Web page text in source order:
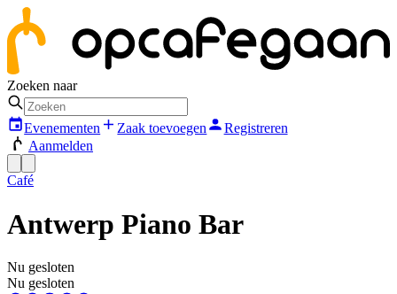
Zoeken naar
Evenementen Zaak toevoegen
Registreren
Aanmelden
Café
Antwerp Piano Bar
Nu gesloten
Nu gesloten